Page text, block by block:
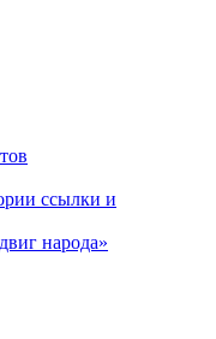
ссылки и
народа»